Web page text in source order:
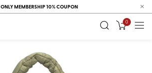
ONLY MEMBERSHIP 10% COUPON
0